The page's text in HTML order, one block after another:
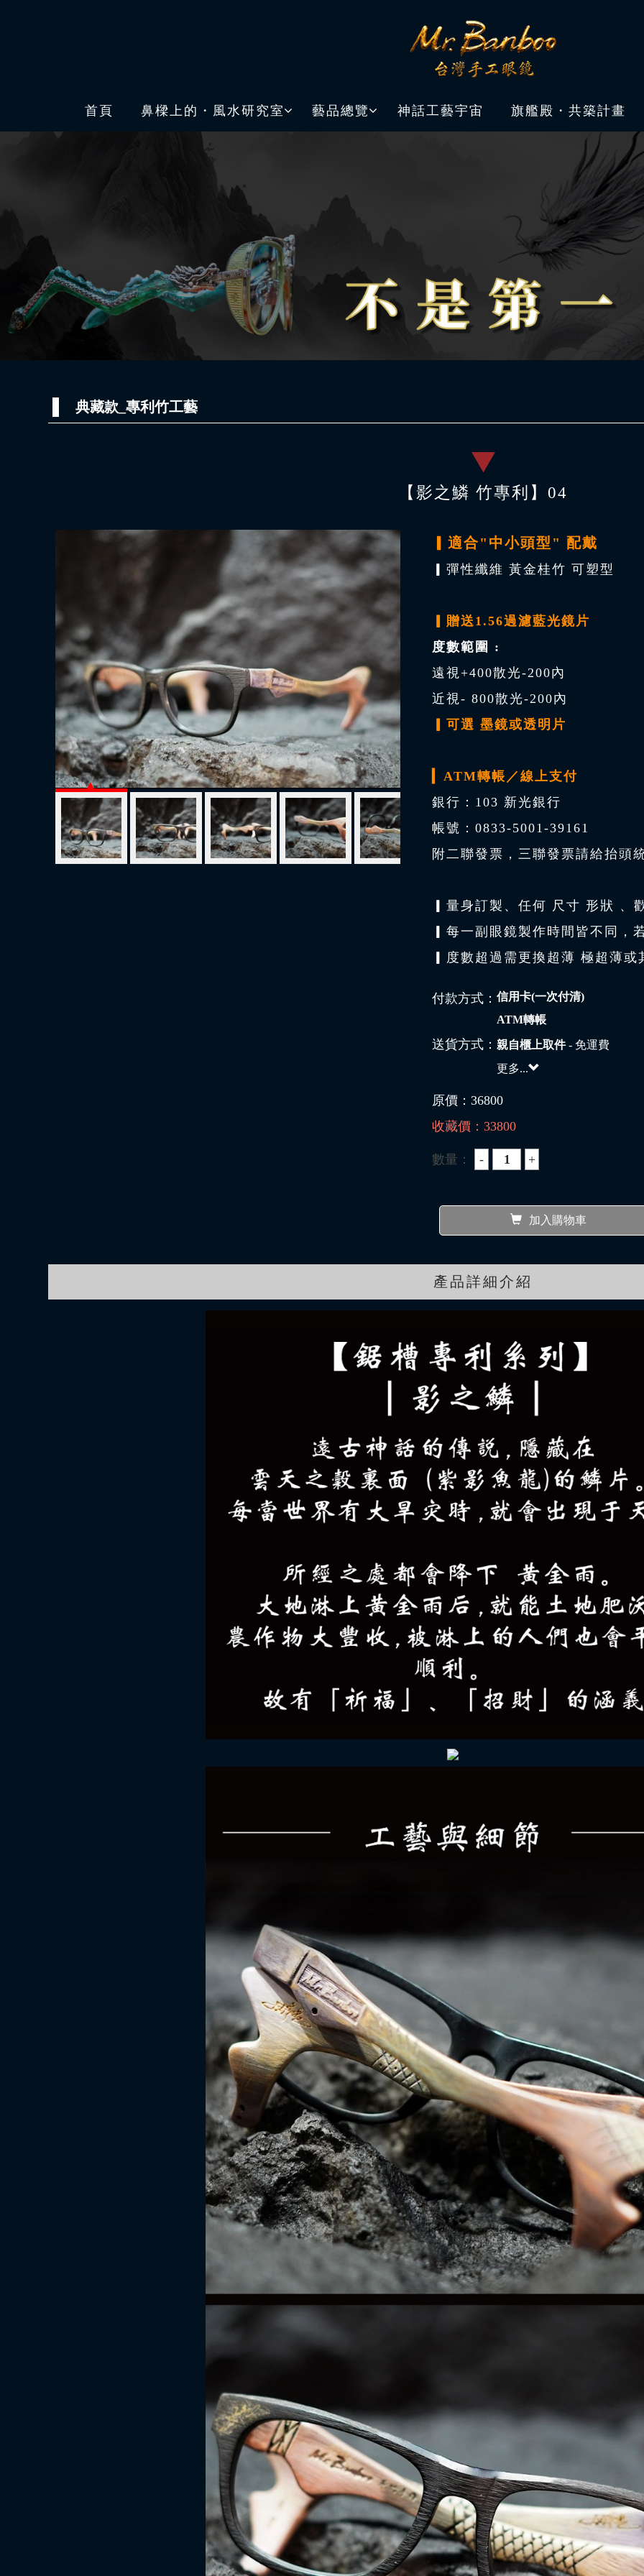
首頁 鼻樑上的・風水研究室 藝品總覽 神話工藝宇宙 旗艦殿・共築計畫
典藏款_專利竹工藝
【影之鱗 竹專利】04
▎適合"中小頭型" 配戴
▎彈性纖維 黃金桂竹 可塑型
▎贈送1.56過濾藍光鏡片
度數範圍 :
遠視+400散光-200內
近視- 800散光-200內
▎可選 墨鏡或透明片
▎ATM轉帳／線上支付
銀行：103 新光銀行
帳號：0833-5001-39161
附二聯發票，三聯發票請給抬頭
▎量身訂製、任何 尺寸 形狀 、
▎每一副眼鏡製作時間皆不同，
▎度數超過需更換超薄 極超薄或
付款方式：信用卡(一次付清)
ATM轉帳
送貨方式：親自櫃上取件- 免運費
更多...
原價：36800
收藏價：33800
數量：
加入購物車
產品詳細介紹